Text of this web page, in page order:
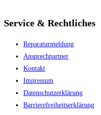
Service & Rechtliches
Reparaturmeldung
Ansprechpartner
Kontakt
Impressum
Datenschutzerklärung
Barriere­freiheitserklärung